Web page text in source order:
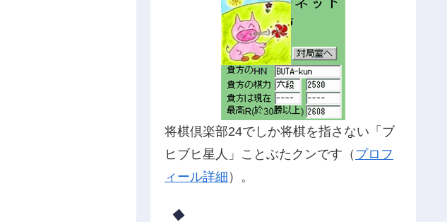
将棋倶楽部24でしか将棋を指さない「ブ
ヒブヒ星人」ことぶたクンです（ プロフ
ィール詳細 ）。